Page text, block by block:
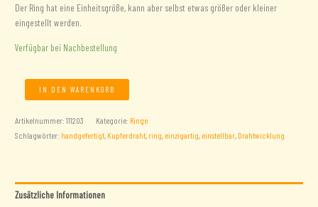
Der Ring hat eine Einheitsgröße, kann aber selbst etwas größer oder kleiner
eingestellt werden.
Verfügbar bei Nachbestellung
Kupferring
Menge
IN DEN WARENKORB
Artikelnummer:111203 Kategorie: Ringe
Schlagwörter: handgefertigt, Kupferdraht, ring, einzigartig, einstellbar, Drahtwicklung
Zusätzliche Informationen